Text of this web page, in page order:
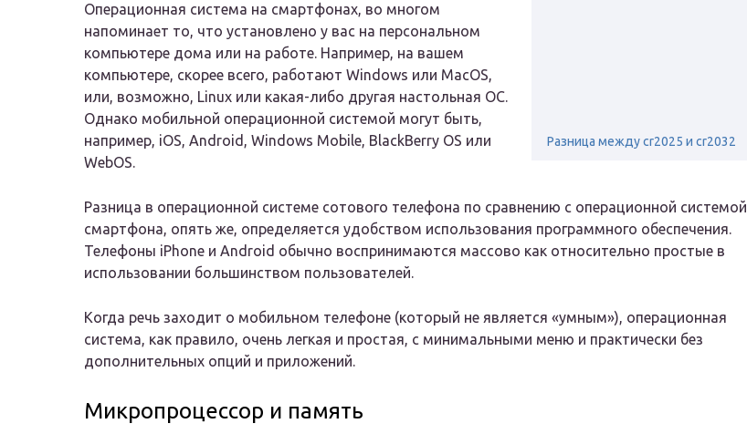
Разница между cr2025 и cr2032
Операционная система на смартфонах, во многом
напоминает то, что установлено у вас на персональном
компьютере дома или на работе. Например, на вашем
компьютере, скорее всего, работают Windows или MacOS,
или, возможно, Linux или какая-либо другая настольная ОС.
Однако мобильной операционной системой могут быть,
например, iOS, Android, Windows Mobile, BlackBerry OS или
WebOS.
Разница в операционной системе сотового телефона по сравнению с операционной системой
смартфона, опять же, определяется удобством использования программного обеспечения.
Телефоны iPhone и Android обычно воспринимаются массово как относительно простые в
использовании большинством пользователей.
Когда речь заходит о мобильном телефоне (который не является «умным»), операционная
система, как правило, очень легкая и простая, с минимальными меню и практически без
дополнительных опций и приложений.
Микропроцессор и память